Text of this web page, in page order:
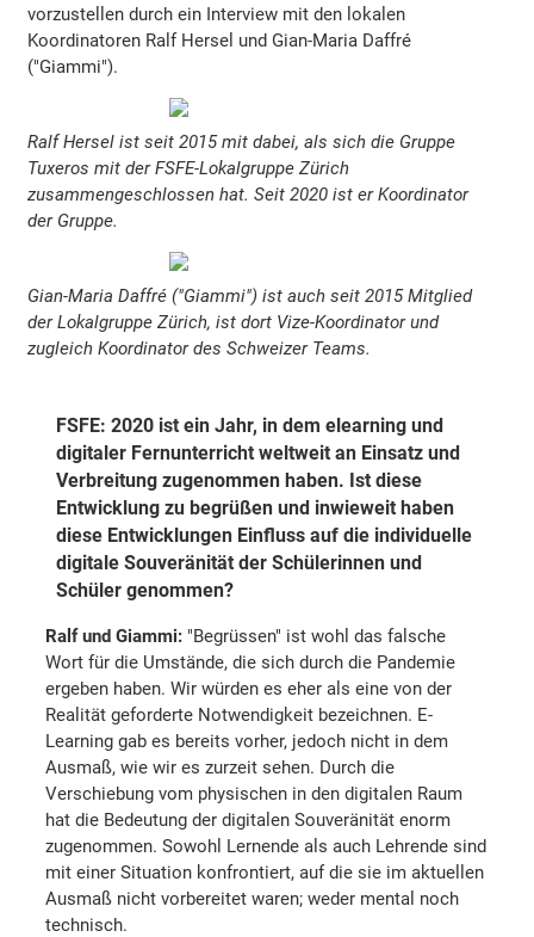
vorzustellen durch ein Interview mit den lokalen
Koordinatoren Ralf Hersel und Gian-Maria Daffré
("Giammi").
Ralf Hersel ist seit 2015 mit dabei, als sich die Gruppe
Tuxeros mit der FSFE-Lokalgruppe Zürich
zusammengeschlossen hat. Seit 2020 ist er Koordinator
der Gruppe.
Gian-Maria Daffré ("Giammi") ist auch seit 2015 Mitglied
der Lokalgruppe Zürich, ist dort Vize-Koordinator und
zugleich Koordinator des Schweizer Teams.
FSFE: 2020 ist ein Jahr, in dem elearning und
digitaler Fernunterricht weltweit an Einsatz und
Verbreitung zugenommen haben. Ist diese
Entwicklung zu begrüßen und inwieweit haben
diese Entwicklungen Einfluss auf die individuelle
digitale Souveränität der Schülerinnen und
Schüler genommen?
Ralf und Giammi: "Begrüssen" ist wohl das falsche
Wort für die Umstände, die sich durch die Pandemie
ergeben haben. Wir würden es eher als eine von der
Realität geforderte Notwendigkeit bezeichnen. E-
Learning gab es bereits vorher, jedoch nicht in dem
Ausmaß, wie wir es zurzeit sehen. Durch die
Verschiebung vom physischen in den digitalen Raum
hat die Bedeutung der digitalen Souveränität enorm
zugenommen. Sowohl Lernende als auch Lehrende sind
mit einer Situation konfrontiert, auf die sie im aktuellen
Ausmaß nicht vorbereitet waren; weder mental noch
technisch.